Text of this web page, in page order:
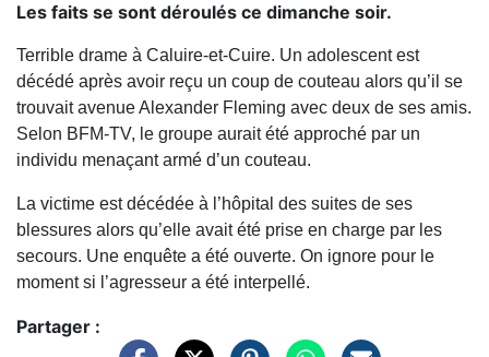
Les faits se sont déroulés ce dimanche soir.
Terrible drame à Caluire-et-Cuire. Un adolescent est
décédé après avoir reçu un coup de couteau alors qu’il se
trouvait avenue Alexander Fleming avec deux de ses amis.
Selon BFM-TV, le groupe aurait été approché par un
individu menaçant armé d’un couteau.
La victime est décédée à l’hôpital des suites de ses
blessures alors qu’elle avait été prise en charge par les
secours. Une enquête a été ouverte. On ignore pour le
moment si l’agresseur a été interpellé.
Partager :